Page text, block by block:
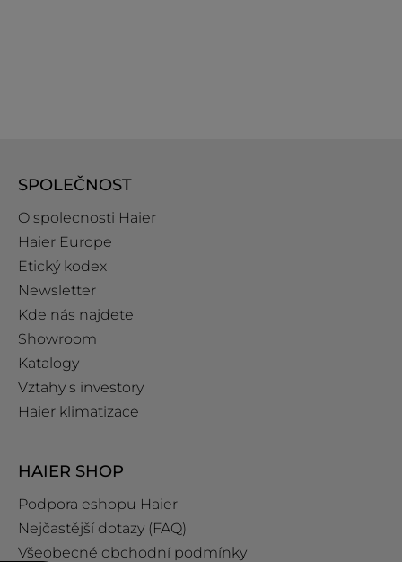
SPOLEČNOST
O spolecnosti Haier
Haier Europe
Etický kodex
Newsletter
Kde nás najdete
Showroom
Katalogy
Vztahy s investory
Haier klimatizace
HAIER SHOP
Podpora eshopu Haier
Nejčastější dotazy (FAQ)
Všeobecné obchodní podmínky